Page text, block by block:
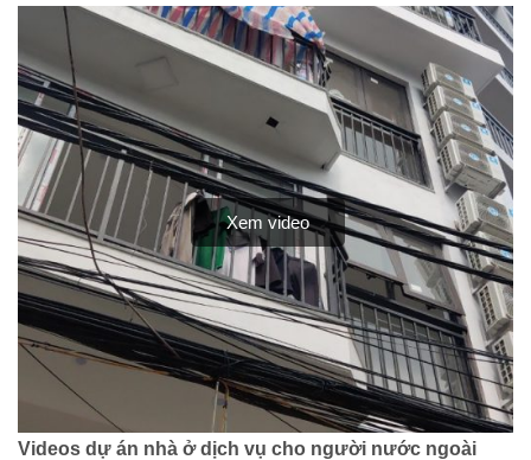
Xem video
Videos dự án nhà ở dịch vụ cho người nước ngoài